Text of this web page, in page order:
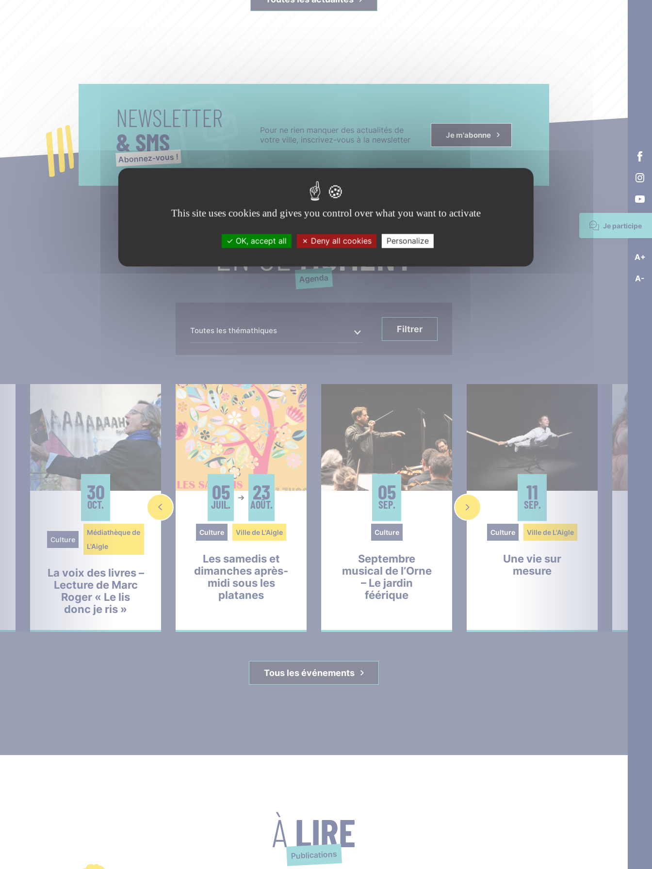
Je participe
A+
A-
NEWSLETTER
& SMS
Abonnez-vous !
Pour ne rien manquer des actualités de
votre ville, inscrivez-vous à la newsletter
Je m'abonne
EN CEMOMENT
Agenda
Toutes les thémathiques Filtrer
30
OCT.
Culture
Médiathèque de
L'Aigle
La voix des livres –
Lecture de Marc
Roger « Le lis
donc je ris »
05
JUIL.
23
AOÛT.
Culture Ville de L'Aigle
Les samedis et
dimanches après-
midi sous les
platanes
05
SEP.
Culture
Septembre
musical de l’Orne
– Le jardin
féérique
11
SEP.
Culture Ville de L'Aigle
Une vie sur
mesure
Tous les événements
À LIRE
Publications
This site uses cookies and gives you control over what you want to activate
OK, accept all Deny all cookies Personalize